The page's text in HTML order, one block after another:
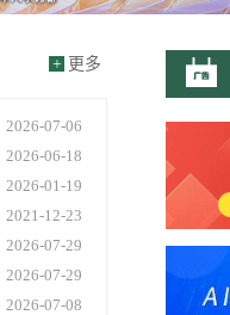
+ 更多
2026-07-06
2026-06-18
2026-01-19
2021-12-23
2026-07-29
2026-07-29
2026-07-08